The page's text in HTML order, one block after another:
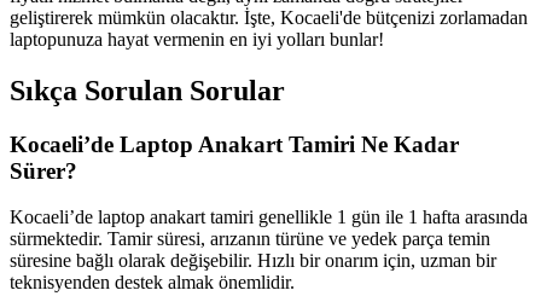
geliştirerek mümkün olacaktır. İşte, Kocaeli'de bütçenizi zorlamadan
laptopunuza hayat vermenin en iyi yolları bunlar!
Sıkça Sorulan Sorular
Kocaeli’de Laptop Anakart Tamiri Ne Kadar
Sürer?
Kocaeli’de laptop anakart tamiri genellikle 1 gün ile 1 hafta arasında
sürmektedir. Tamir süresi, arızanın türüne ve yedek parça temin
süresine bağlı olarak değişebilir. Hızlı bir onarım için, uzman bir
teknisyenden destek almak önemlidir.